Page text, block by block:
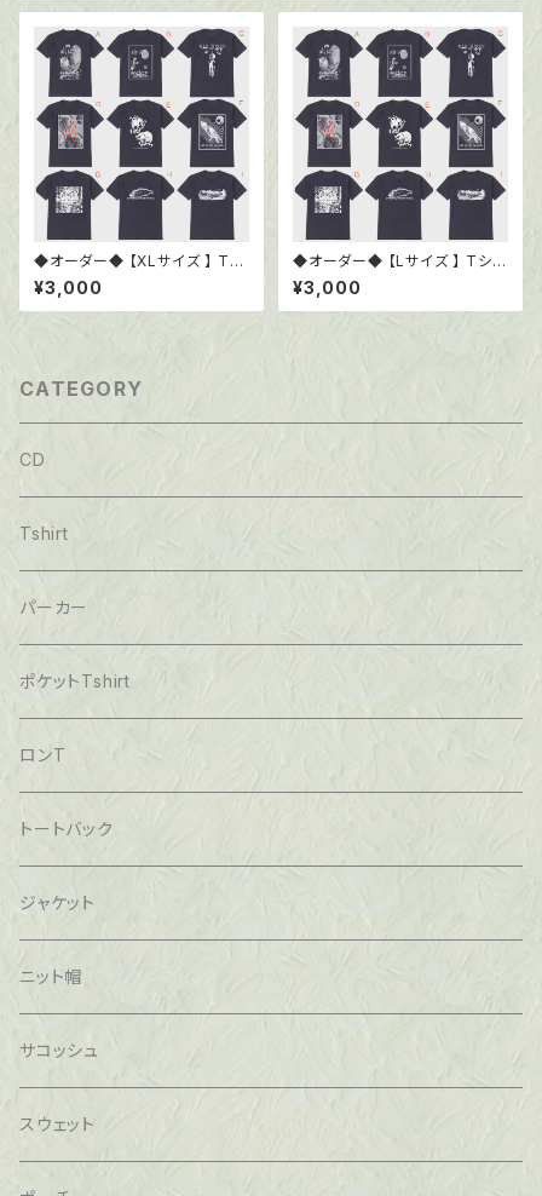
◆オーダー◆ 【XLサイズ 】 Tシ
ャツ6.0oz ブラック
¥3,000
◆オーダー◆ 【Lサイズ 】 Tシャ
ツ6.0oz ブラック
¥3,000
CATEGORY
CD
Tshirt
パーカー
ポケットTshirt
ロンT
トートバック
ジャケット
ニット帽
サコッシュ
スウェット